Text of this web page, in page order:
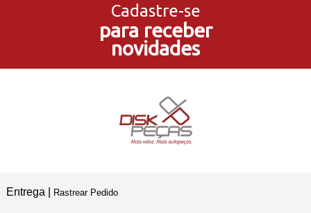
5% de Desconto
no Pagamento PIX
Em Nossas Lojas Físicas
Cadastre-se
para receber
novidades
Entrega | Rastrear Pedido